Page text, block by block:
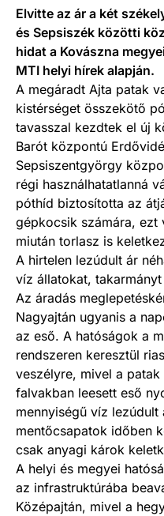
Elvitte az ár a két
és Sepsiszék közötti
hidat a Kovászna
MTI helyi hírek alapján.
A megáradt Ajta patak
kistérséget összekötő
tavasszal kezdtek el új
Barót központú
Sepsiszentgyörgy
régi használhatatlanná
póthíd biztosította az
gépkocsik számára, ezt
miután torlasz is
A hirtelen lezúdult ár
víz állatokat,
Az áradás
Nagyajtán ugyanis a
az eső. A hatóságok a
rendszeren keresztül
veszélyre, mivel a
falvakban leesett eső
mennyiségű víz
mentőcsapatok időben
csak anyagi károk
A helyi és megyei
az infrastruktúrába
Középajtán, mivel a